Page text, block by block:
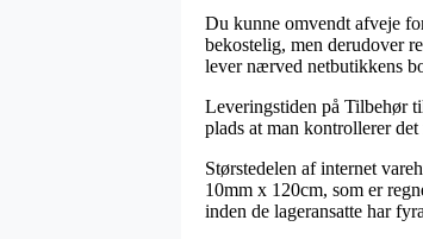
Du kunne omvendt afveje
bekostelig, men derudover
lever nærved netbutikkens
Leveringstiden på Tilbehør
plads at man kontrollerer
Størstedelen af internet
10mm x 120cm, som er
inden de lageransatte har